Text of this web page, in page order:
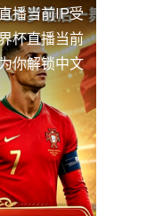
播当前IP受
杯直播当前
你解锁中文